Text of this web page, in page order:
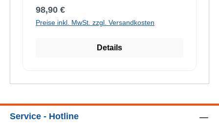
Regulärer Preis:
98,90 €
Preise inkl. MwSt. zzgl. Versandkosten
Details
Service - Hotline